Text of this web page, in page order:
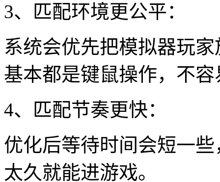
3、匹配环境更公平：
系统会优先把模拟器玩
基本都是键鼠操作，不
4、匹配节奏更快：
优化后等待时间会短一
太久就能进游戏。